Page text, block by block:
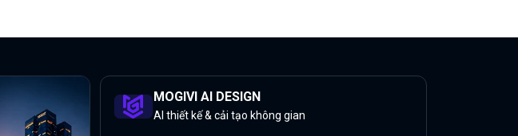
MOGIVI AI DESIGN
AI thiết kế & cải tạo không gian